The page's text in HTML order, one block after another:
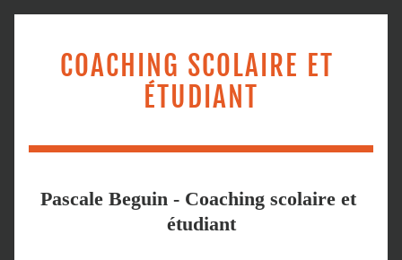
COACHING SCOLAIRE ET
ÉTUDIANT
Pascale Beguin - Coaching scolaire et
étudiant